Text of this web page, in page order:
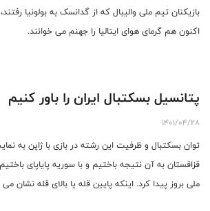
بازیکنان تیم ملی والیبال که از گدانسک به بولونیا
اکنون هم گرمای هوای ایتالیا را جهنم می خوانند.
پتانسیل بسکتبال ایران را باور کنیم
1401/04/28
توان بسکتبال و ظرفیت این رشته در بازی با ژاپن به
قزاقستان به آن نتیجه باختیم و با سوریه پایاپای
ملی بروز پیدا کرد. اینکه پایین قله یا بالای قله نشان